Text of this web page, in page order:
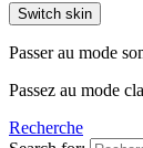
Switch skin
Passer au mode
Passez au mode
Recherche